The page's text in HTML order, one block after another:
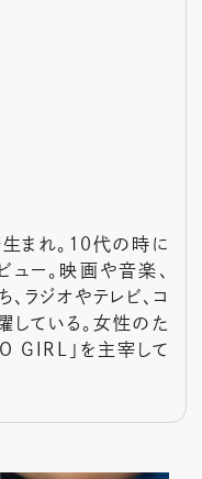
まれ。10代の時に
ュー。映画や音楽、
ラジオやテレビ、コ
している。女性のた
GIRL」を主宰して